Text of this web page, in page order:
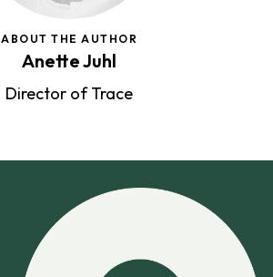
ABOUT THE AUTHOR
Anette Juhl
Director of Trace